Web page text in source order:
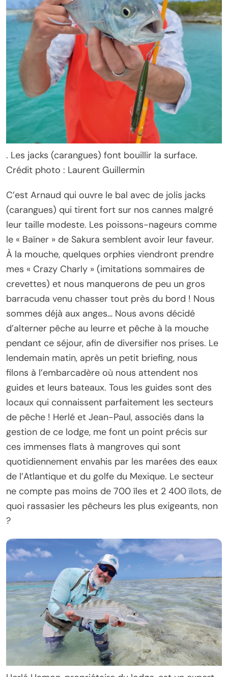
. Les jacks (carangues) font bouillir la surface.
Crédit photo : Laurent Guillermin
C’est Arnaud qui ouvre le bal avec de jolis jacks
(carangues) qui tirent fort sur nos cannes malgré
leur taille modeste. Les poissons-nageurs comme
le « Baïner » de Sakura semblent avoir leur faveur.
À la mouche, quelques orphies viendront prendre
mes « Crazy Charly » (imitations sommaires de
crevettes) et nous manquerons de peu un gros
barracuda venu chasser tout près du bord ! Nous
sommes déjà aux anges… Nous avons décidé
d’alterner pêche au leurre et pêche à la mouche
pendant ce séjour, afin de diversifier nos prises. Le
lendemain matin, après un petit briefing, nous
filons à l’embarcadère où nous attendent nos
guides et leurs bateaux. Tous les guides sont des
locaux qui connaissent parfaitement les secteurs
de pêche ! Herlé et Jean-Paul, associés dans la
gestion de ce lodge, me font un point précis sur
ces immenses flats à mangroves qui sont
quotidiennement envahis par les marées des eaux
de l’Atlantique et du golfe du Mexique. Le secteur
ne compte pas moins de 700 îles et 2 400 îlots, de
quoi rassasier les pêcheurs les plus exigeants, non
?